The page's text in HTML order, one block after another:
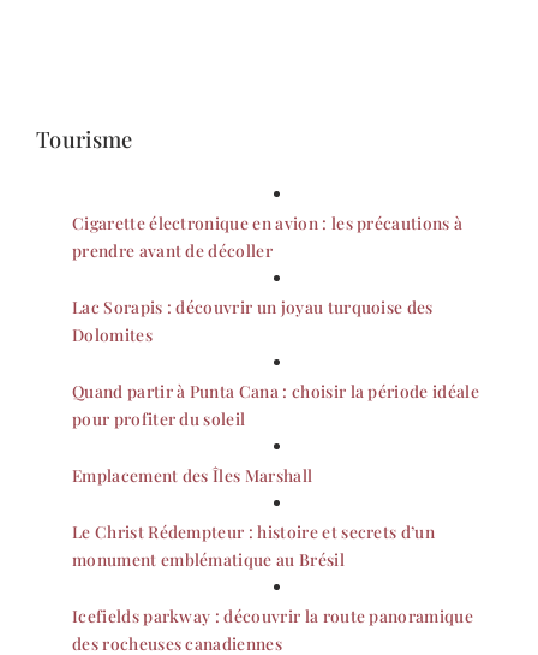
Tourisme
Cigarette électronique en avion : les précautions à
prendre avant de décoller
Lac Sorapis : découvrir un joyau turquoise des
Dolomites
Quand partir à Punta Cana : choisir la période idéale
pour profiter du soleil
Emplacement des Îles Marshall
Le Christ Rédempteur : histoire et secrets d’un
monument emblématique au Brésil
Icefields parkway : découvrir la route panoramique
des rocheuses canadiennes